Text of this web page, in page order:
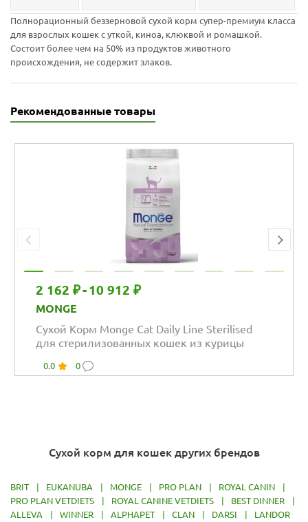
Полнорационный беззерновой сухой корм супер-премиум класса
для взрослых кошек с уткой, киноа, клюквой и ромашкой.
Состоит более чем на 50% из продуктов животного
происхождения, не содержит злаков.
Рекомендованные товары
2 162 ₽-10 912 ₽
MONGE
Сухой Корм Monge Cat Daily Line Sterilised
для стерилизованных кошек из курицы
0.0 0
Сухой корм для кошек других брендов
BRIT | EUKANUBA | MONGE | PRO PLAN | ROYAL CANIN
|
PRO PLAN VETDIETS
| ROYAL CANINE VETDIETS | BEST DINNER
|
ALLEVA
| WINNER | ALPHAPET | CLAN | DARSI |
LANDOR